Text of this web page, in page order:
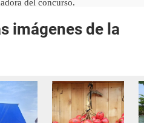
del concurso.
imágenes de la